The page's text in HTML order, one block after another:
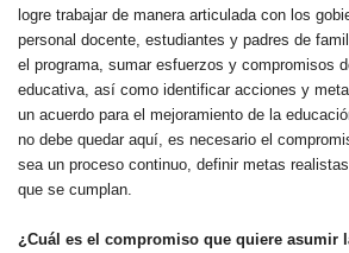
logre trabajar de manera articulada con los
personal docente, estudiantes y padres de
el programa, sumar esfuerzos y compromisos
educativa, así como identificar acciones y
un acuerdo para el mejoramiento de la
no debe quedar aquí, es necesario el
sea un proceso continuo, definir metas
que se cumplan.
¿Cuál es el compromiso que quiere asumir